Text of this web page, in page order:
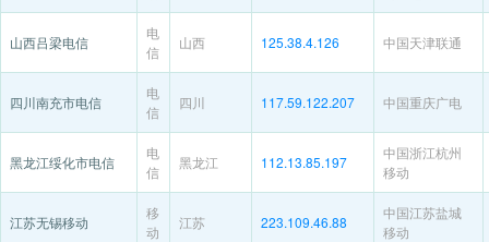
山西吕梁电信
电
信
山西 125.38.4.126 中国天津联通
四川南充市电信
电
信
四川 117.59.122.207 中国重庆广电
黑龙江绥化市电信
电
信
黑龙江 112.13.85.197
中国浙江杭州
移动
江苏无锡移动
移
动
江苏 223.109.46.88
中国江苏盐城
移动